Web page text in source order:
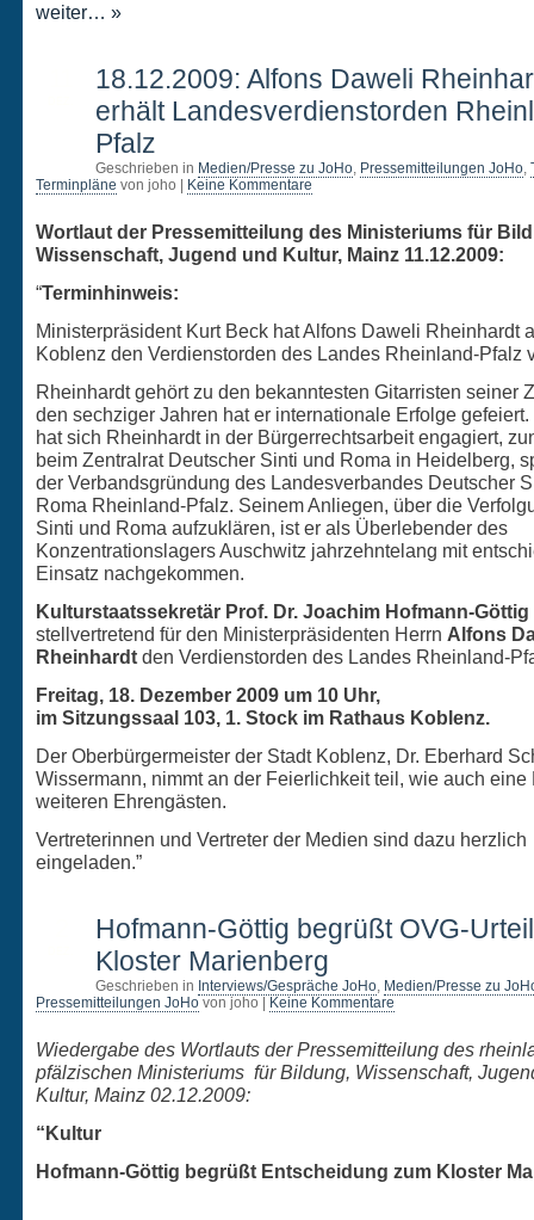
weiter… »
18.12.2009: Alfons Daweli
erhält Landesverdienstorden
Pfalz
Geschrieben in Medien/Presse zu JoHo, Pressemitteilungen JoHo,
Terminpläne von joho | Keine Kommentare
Wortlaut der Pressemitteilung des Ministeriums für
Wissenschaft, Jugend und Kultur, Mainz 11.12.2009:
“Terminhinweis:
Ministerpräsident Kurt Beck hat Alfons Daweli Rheinhardt
Koblenz den Verdienstorden des Landes Rheinland-Pfalz
Rheinhardt gehört zu den bekanntesten Gitarristen seiner
den sechziger Jahren hat er internationale Erfolge gefeiert.
hat sich Rheinhardt in der Bürgerrechtsarbeit engagiert,
beim Zentralrat Deutscher Sinti und Roma in Heidelberg,
der Verbandsgründung des Landesverbandes Deutscher
Roma Rheinland-Pfalz. Seinem Anliegen, über die
Sinti und Roma aufzuklären, ist er als Überlebender des
Konzentrationslagers Auschwitz jahrzehntelang mit
Einsatz nachgekommen.
Kulturstaatssekretär Prof. Dr. Joachim Hofmann-Göttig
stellvertretend für den Ministerpräsidenten Herrn Alfons
Rheinhardt den Verdienstorden des Landes Rheinland-
Freitag, 18. Dezember 2009 um 10 Uhr,
im Sitzungssaal 103, 1. Stock im Rathaus Koblenz.
Der Oberbürgermeister der Stadt Koblenz, Dr. Eberhard
Wissermann, nimmt an der Feierlichkeit teil, wie auch eine
weiteren Ehrengästen.
Vertreterinnen und Vertreter der Medien sind dazu herzlich
eingeladen.”
Hofmann-Göttig begrüßt OVG-
Kloster Marienberg
Geschrieben in Interviews/Gespräche JoHo, Medien/Presse zu
Pressemitteilungen JoHo von joho | Keine Kommentare
Wiedergabe des Wortlauts der Pressemitteilung des
pfälzischen Ministeriums für Bildung, Wissenschaft,
Kultur, Mainz 02.12.2009:
“Kultur
Hofmann-Göttig begrüßt Entscheidung zum Kloster